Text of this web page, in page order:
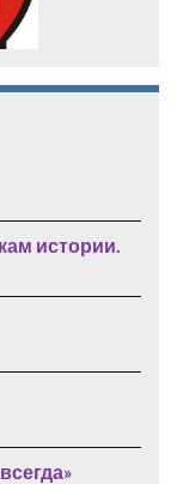
истории.